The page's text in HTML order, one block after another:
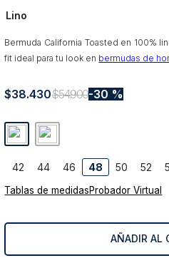
Lino
Bermuda California Toasted en 100%
fit ideal para tu look en bermudas de
$38.430$54.900 30 %
42 44 46 48 50 52
Tablas de medidasProbador Virtual
AÑADIR AL
3.
4.
pantalon
6.
chaqueta cuero
8.
blazer
9.
poleron
10. abrigo